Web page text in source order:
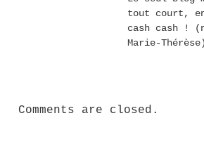
tout court,
cash cash !
Marie-Thérèse)
Comments are closed.